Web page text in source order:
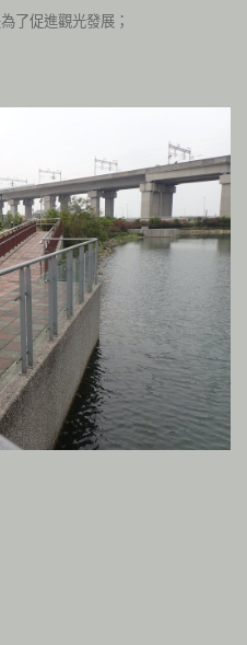
了促進觀光發展；